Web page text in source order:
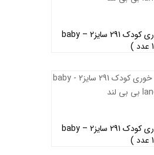
اطلاعات بیشتر
پستانک عصاره خوری کودک 291 سایز2 – baby
اطلاعات بیشتر
پستانک عصاره خوری کودک 291 سایز2 – baby